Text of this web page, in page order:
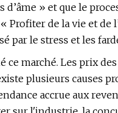
» et que le
Profiter de la vie et
par le stress et les
ce marché. Les prix
plusieurs causes
accrue aux